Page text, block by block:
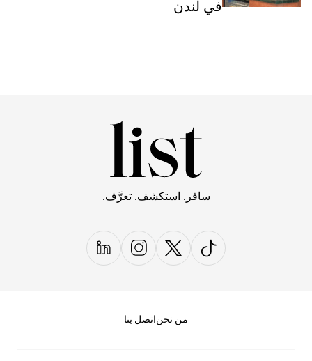
في لندن
سافر. استكشف. تعرَّف.
من نحن اتصل بنا